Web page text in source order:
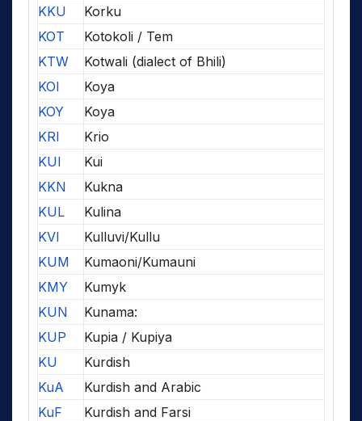
KKU
Korku
KOT
Kotokoli / Tem
KTW
Kotwali (dialect of Bhili)
KOI
Koya
KOY
Koya
KRI
Krio
KUI
Kui
KKN
Kukna
KUL
Kulina
KVI
Kulluvi/Kullu
KUM
Kumaoni/Kumauni
KMY
Kumyk
KUN
Kunama:
KUP
Kupia / Kupiya
KU
Kurdish
KuA
Kurdish and Arabic
KuF
Kurdish and Farsi